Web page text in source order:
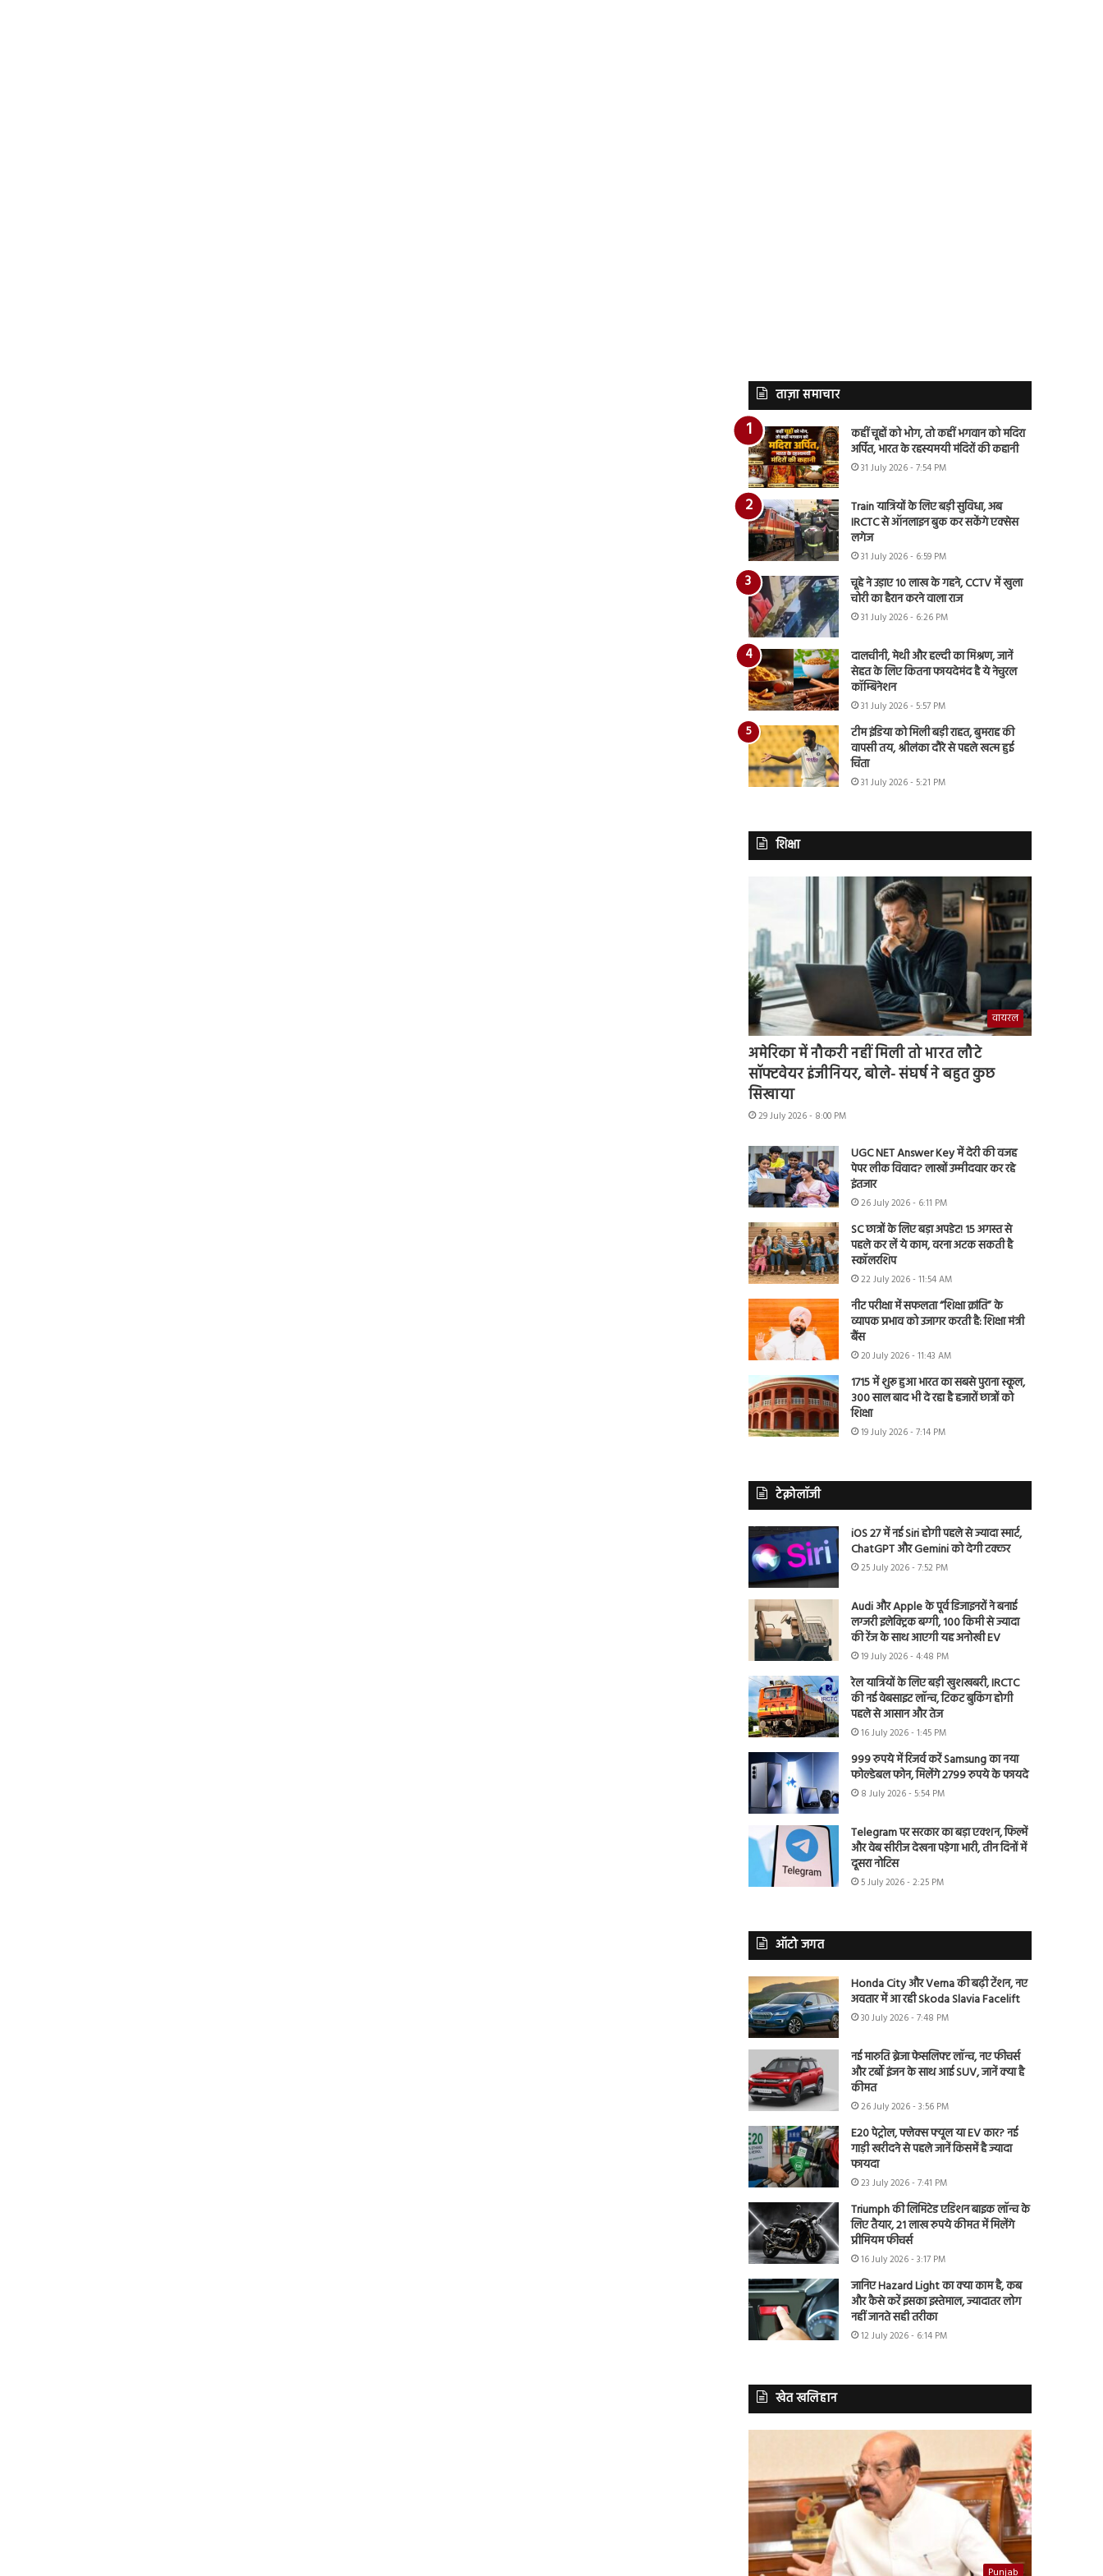
ताज़ा समाचार
कहीं चूहों को भोग, तो कहीं भगवान को मदिरा
अर्पित, भारत के रहस्यमयी मंदिरों की कहानी
31 July 2026 - 7:54 PM
Train यात्रियों के लिए बड़ी सुविधा, अब
IRCTC से ऑनलाइन बुक कर सकेंगे एक्सेस
लगेज
31 July 2026 - 6:59 PM
चूहे ने उड़ाए 10 लाख के गहने, CCTV में खुला
चोरी का हैरान करने वाला राज
31 July 2026 - 6:26 PM
दालचीनी, मेथी और हल्दी का मिश्रण, जानें
सेहत के लिए कितना फायदेमंद है ये नेचुरल
कॉम्बिनेशन
31 July 2026 - 5:57 PM
टीम इंडिया को मिली बड़ी राहत, बुमराह की
वापसी तय, श्रीलंका दौरे से पहले खत्म हुई
चिंता
31 July 2026 - 5:21 PM
शिक्षा
वायरल
अमेरिका में नौकरी नहीं मिली तो भारत लौटे
सॉफ्टवेयर इंजीनियर, बोले- संघर्ष ने बहुत कुछ
सिखाया
29 July 2026 - 8:00 PM
UGC NET Answer Key में देरी की वजह
पेपर लीक विवाद? लाखों उम्मीदवार कर रहे
इंतजार
26 July 2026 - 6:11 PM
SC छात्रों के लिए बड़ा अपडेट! 15 अगस्त से
पहले कर लें ये काम, वरना अटक सकती है
स्कॉलरशिप
22 July 2026 - 11:54 AM
नीट परीक्षा में सफलता “शिक्षा क्रांति” के
व्यापक प्रभाव को उजागर करती है: शिक्षा मंत्री
बैंस
20 July 2026 - 11:43 AM
1715 में शुरू हुआ भारत का सबसे पुराना स्कूल,
300 साल बाद भी दे रहा है हजारों छात्रों को
शिक्षा
19 July 2026 - 7:14 PM
टेक्नोलॉजी
iOS 27 में नई Siri होगी पहले से ज्यादा स्मार्ट,
ChatGPT और Gemini को देगी टक्कर
25 July 2026 - 7:52 PM
Audi और Apple के पूर्व डिजाइनरों ने बनाई
लग्जरी इलेक्ट्रिक बग्गी, 100 किमी से ज्यादा
की रेंज के साथ आएगी यह अनोखी EV
19 July 2026 - 4:48 PM
रेल यात्रियों के लिए बड़ी खुशखबरी, IRCTC
की नई वेबसाइट लॉन्च, टिकट बुकिंग होगी
पहले से आसान और तेज
16 July 2026 - 1:45 PM
999 रुपये में रिजर्व करें Samsung का नया
फोल्डेबल फोन, मिलेंगे 2799 रुपये के फायदे
8 July 2026 - 5:54 PM
Telegram पर सरकार का बड़ा एक्शन, फिल्में
और वेब सीरीज देखना पड़ेगा भारी, तीन दिनों में
दूसरा नोटिस
5 July 2026 - 2:25 PM
ऑटो जगत
Honda City और Verna की बढ़ी टेंशन, नए
अवतार में आ रही Skoda Slavia Facelift
30 July 2026 - 7:48 PM
नई मारुति ब्रेजा फेसलिफ्ट लॉन्च, नए फीचर्स
और टर्बो इंजन के साथ आई SUV, जानें क्या है
कीमत
26 July 2026 - 3:56 PM
E20 पेट्रोल, फ्लेक्स फ्यूल या EV कार? नई
गाड़ी खरीदने से पहले जानें किसमें है ज्यादा
फायदा
23 July 2026 - 7:41 PM
Triumph की लिमिटेड एडिशन बाइक लॉन्च के
लिए तैयार, 21 लाख रुपये कीमत में मिलेंगे
प्रीमियम फीचर्स
16 July 2026 - 3:17 PM
जानिए Hazard Light का क्या काम है, कब
और कैसे करें इसका इस्तेमाल, ज्यादातर लोग
नहीं जानते सही तरीका
12 July 2026 - 6:14 PM
खेत खलिहान
Punjab